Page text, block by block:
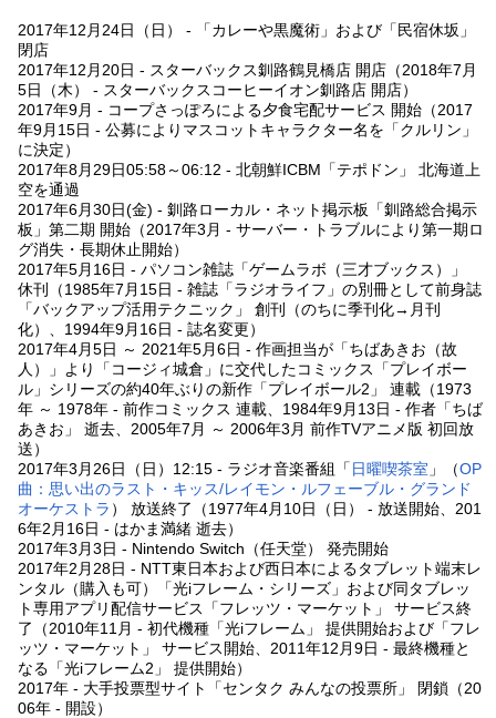
2017年12月24日（日） - 「カレーや黒魔術」および「民宿休坂」
閉店
2017年12月20日 - スターバックス釧路鶴見橋店 開店（2018年7月
5日（木） - スターバックスコーヒーイオン釧路店 開店）
2017年9月 - コープさっぽろによる夕食宅配サービス 開始（2017
年9月15日 - 公募によりマスコットキャラクター名を「クルリン」
に決定）
2017年8月29日05:58～06:12 - 北朝鮮ICBM「テポドン」 北海道上
空を通過
2017年6月30日(金) - 釧路ローカル・ネット掲示板「釧路総合掲示
板」第二期 開始（2017年3月 - サーバー・トラブルにより第一期ロ
グ消失・長期休止開始）
2017年5月16日 - パソコン雑誌「ゲームラボ（三才ブックス）」
休刊（1985年7月15日 - 雑誌「ラジオライフ」の別冊として前身誌
「バックアップ活用テクニック」 創刊（のちに季刊化→月刊
化）、1994年9月16日 - 誌名変更）
2017年4月5日 ～ 2021年5月6日 - 作画担当が「ちばあきお（故
人）」より「コージィ城倉」に交代したコミックス「プレイボー
ル」シリーズの約40年ぶりの新作「プレイボール2」 連載（1973
年 ～ 1978年 - 前作コミックス 連載、1984年9月13日 - 作者「ちば
あきお」 逝去、2005年7月 ～ 2006年3月 前作TVアニメ版 初回放
送）
2017年3月26日（日）12:15 - ラジオ音楽番組「 日曜喫茶室 」（OP
曲：思い出のラスト・キッス/レイモン・ルフェーブル・グランド
オーケストラ ） 放送終了（1977年4月10日（日） - 放送開始、201
6年2月16日 - はかま満緒 逝去）
2017年3月3日 - Nintendo Switch（任天堂） 発売開始
2017年2月28日 - NTT東日本および西日本によるタブレット端末レ
ンタル（購入も可）「光iフレーム・シリーズ」および同タブレッ
ト専用アプリ配信サービス「フレッツ・マーケット」 サービス終
了（2010年11月 - 初代機種「光iフレーム」 提供開始および「フレ
ッツ・マーケット」 サービス開始、2011年12月9日 - 最終機種と
なる「光iフレーム2」 提供開始）
2017年 - 大手投票型サイト「センタク みんなの投票所」 閉鎖（20
06年 - 開設）